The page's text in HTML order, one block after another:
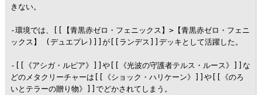
きない。
-環境では、[[【青黒赤ゼロ・フェニックス】>【青黒赤ゼロ・フェニ
ックス】 (デュエプレ)]]が[[ランデス]]デッキとして活躍した。
-[[《アシガ・ルピア》]]や[[《光波の守護者テルス・ルース》]]な
どのメタクリーチャーは[[《ショック・ハリケーン》]]や[[《のろ
いとテラーの贈り物》]]でどかされてしまう。